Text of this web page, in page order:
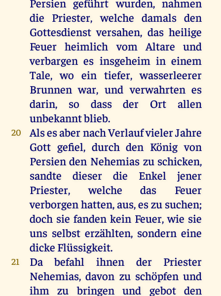
die Priester, welche damals den
Gottesdienst versahen, das heilige
Feuer heimlich vom Altare und
verbargen es insgeheim in einem
Tale, wo ein tiefer, wasserleerer
Brunnen war, und verwahrten es
darin, so dass der Ort allen
unbekannt blieb.
20
Als es aber nach Verlauf vieler Jahre
Gott gefiel, durch den König von
Persien den Nehemias zu schicken,
sandte dieser die Enkel jener
Priester, welche das Feuer
verborgen hatten, aus, es zu suchen;
doch sie fanden kein Feuer, wie sie
uns selbst erzählten, sondern eine
dicke Flüssigkeit.
21
Da befahl ihnen der Priester
Nehemias, davon zu schöpfen und
ihm zu bringen und gebot den